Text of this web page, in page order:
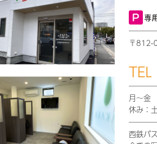
専
〒
TEL
月〜
休み：
西鉄バ